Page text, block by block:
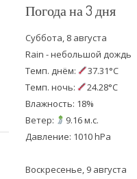
Погода на 3 дня
Суббота, 8 августа
Rain - небольшой дождь
Темп. днём:
37.31°C
Темп. ночь:
24.28°C
Влажность: 18%
Ветер:
9.16 м.с.
Давление: 1010 hPa
Воскресенье, 9 августа